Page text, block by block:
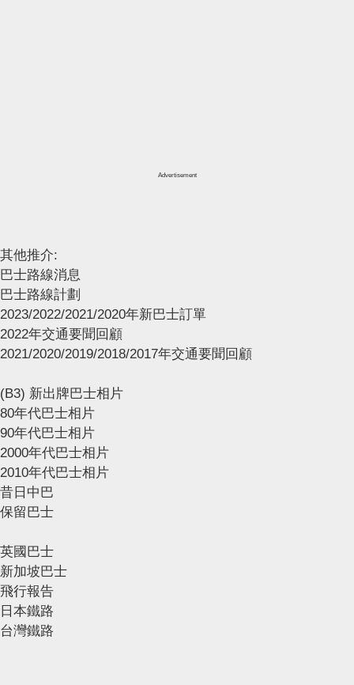
Advertisement
其他推介:
巴士路線消息
巴士路線計劃
2023/2022/2021/2020年新巴士訂單
2022年交通要聞回顧
2021/2020/2019/2018/2017年交通要聞回顧
(B3) 新出牌巴士相片
80年代巴士相片
90年代巴士相片
2000年代巴士相片
2010年代巴士相片
昔日中巴
保留巴士
英國巴士
新加坡巴士
飛行報告
日本鐵路
台灣鐵路